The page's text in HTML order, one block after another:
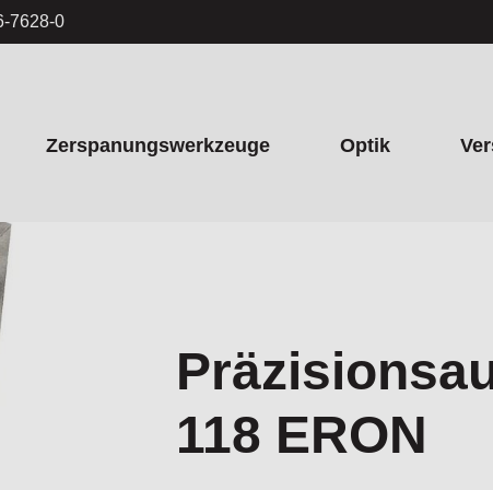
7628-0
Zerspanungswerkzeuge Optik
118 ERON